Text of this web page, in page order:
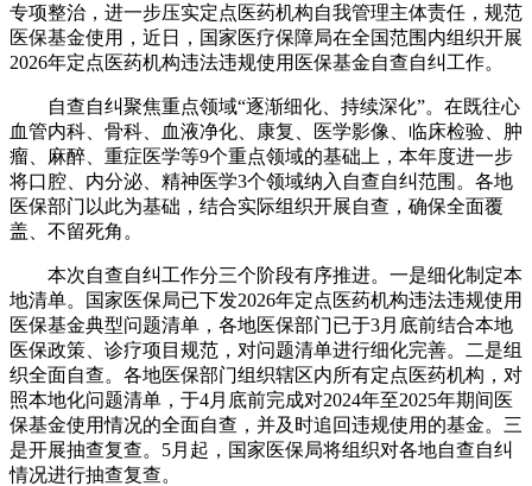
专项整治，进一步压实定点医药机构自我管理主体责任，规范
医保基金使用，近日，国家医疗保障局在全国范围内组织开展
2026年定点医药机构违法违规使用医保基金自查自纠工作。
自查自纠聚焦重点领域“逐渐细化、持续深化”。在既往心
血管内科、骨科、血液净化、康复、医学影像、临床检验、肿
瘤、麻醉、重症医学等9个重点领域的基础上，本年度进一步
将口腔、内分泌、精神医学3个领域纳入自查自纠范围。各地
医保部门以此为基础，结合实际组织开展自查，确保全面覆
盖、不留死角。
本次自查自纠工作分三个阶段有序推进。一是细化制定本
地清单。国家医保局已下发2026年定点医药机构违法违规使用
医保基金典型问题清单，各地医保部门已于3月底前结合本地
医保政策、诊疗项目规范，对问题清单进行细化完善。二是组
织全面自查。各地医保部门组织辖区内所有定点医药机构，对
照本地化问题清单，于4月底前完成对2024年至2025年期间医
保基金使用情况的全面自查，并及时追回违规使用的基金。三
是开展抽查复查。5月起，国家医保局将组织对各地自查自纠
情况进行抽查复查。